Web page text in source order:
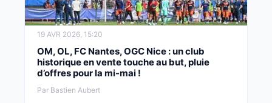
19 AVR 2026, 15:20
OM, OL, FC Nantes, OGC Nice : un club
historique en vente touche au but, pluie
d’offres pour la mi-mai !
Par Bastien Aubert